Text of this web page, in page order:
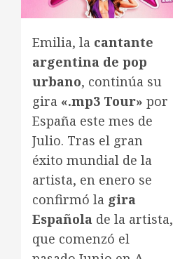
Emilia, la cantante
argentina de pop
urbano, continúa su
gira «.mp3 Tour» por
España este mes de
Julio. Tras el gran
éxito mundial de la
artista, en enero se
confirmó la gira
Española de la artista,
que comenzó el